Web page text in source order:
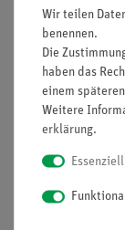
V/20 W
Boden
Profilbank
Wir teilen
benennen.
Die
haben das
einem
Weitere
erklärung.
Essenziell